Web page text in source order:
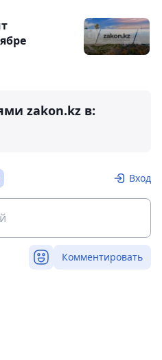
zakon.kz в:
Вход
Комментировать